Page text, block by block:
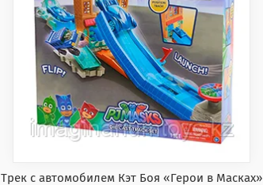
Трек с автомобилем Кэт Боя «Герои в Масках»